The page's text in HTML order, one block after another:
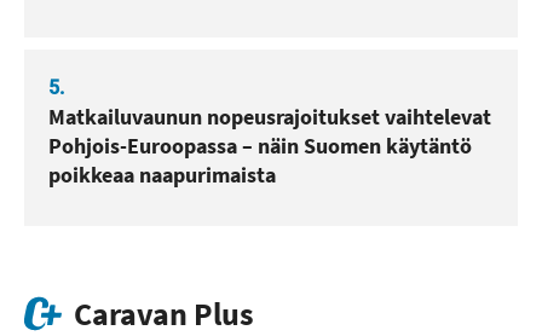
5.
Matkailuvaunun nopeusrajoitukset vaihtelevat
Pohjois-Euroopassa – näin Suomen käytäntö
poikkeaa naapurimaista
Caravan Plus